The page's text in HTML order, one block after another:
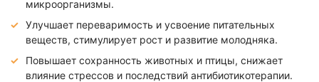
микроорганизмы.
Улучшает переваримость и усвоение питательных
веществ, стимулирует рост и развитие молодняка.
Повышает сохранность животных и птицы, снижает
влияние стрессов и последствий антибиотикотерапии.